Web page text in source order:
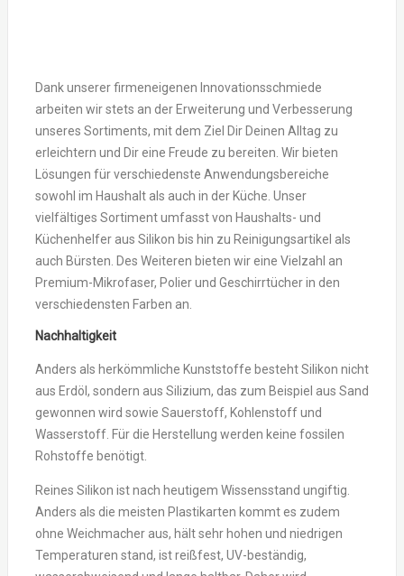
Dank unserer firmeneigenen Innovationsschmiede
arbeiten wir stets an der Erweiterung und Verbesserung
unseres Sortiments, mit dem Ziel Dir Deinen Alltag zu
erleichtern und Dir eine Freude zu bereiten. Wir bieten
Lösungen für verschiedenste Anwendungsbereiche
sowohl im Haushalt als auch in der Küche. Unser
vielfältiges Sortiment umfasst von Haushalts- und
Küchenhelfer aus Silikon bis hin zu Reinigungsartikel als
auch Bürsten. Des Weiteren bieten wir eine Vielzahl an
Premium-Mikrofaser, Polier und Geschirrtücher in den
verschiedensten Farben an.
Nachhaltigkeit
Anders als herkömmliche Kunststoffe besteht Silikon nicht
aus Erdöl, sondern aus Silizium, das zum Beispiel aus Sand
gewonnen wird sowie Sauerstoff, Kohlenstoff und
Wasserstoff. Für die Herstellung werden keine fossilen
Rohstoffe benötigt.
Reines Silikon ist nach heutigem Wissensstand ungiftig.
Anders als die meisten Plastikarten kommt es zudem
ohne Weichmacher aus, hält sehr hohen und niedrigen
Temperaturen stand, ist reißfest, UV-beständig,